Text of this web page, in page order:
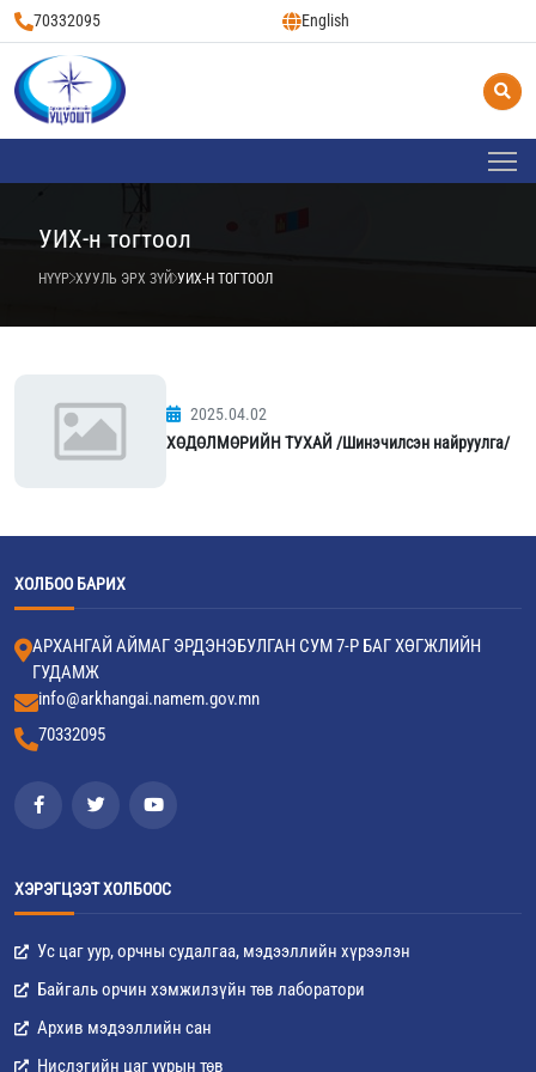
70332095 English
УИХ-н тогтоол
НҮҮР ХУУЛЬ ЭРХ ЗҮЙ УИХ-Н ТОГТООЛ
2025.04.02
ХӨДӨЛМӨРИЙН ТУХАЙ /Шинэчилсэн найруулга/
ХОЛБОО БАРИХ
АРХАНГАЙ АЙМАГ ЭРДЭНЭБУЛГАН СУМ 7-Р БАГ ХӨГЖЛИЙН
ГУДАМЖ
info@arkhangai.namem.gov.mn
70332095
ХЭРЭГЦЭЭТ ХОЛБООС
Ус цаг уур, орчны судалгаа, мэдээллийн хүрээлэн
Байгаль орчин хэмжилзүйн төв лаборатори
Архив мэдээллийн сан
Нислэгийн цаг уурын төв